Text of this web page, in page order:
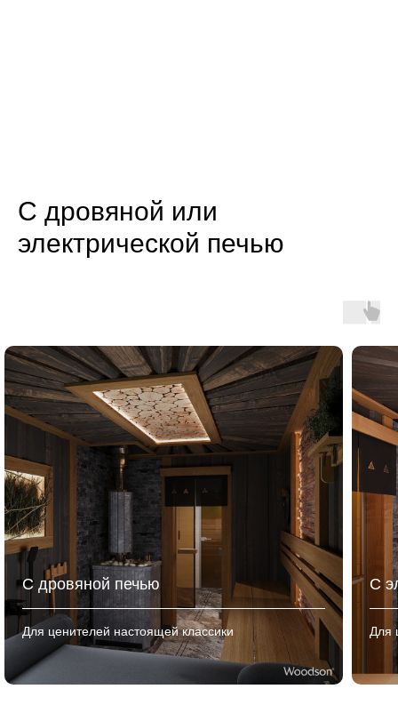
С дровяной или
электрической печью
С дровяной печью
Для ценителей настоящей классики
С
Для